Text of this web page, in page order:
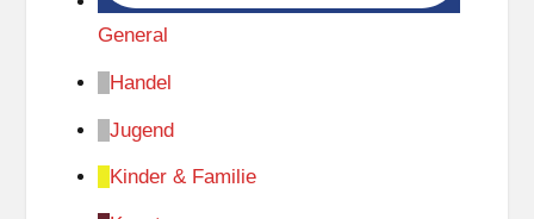
General
Handel
Jugend
Kinder & Familie